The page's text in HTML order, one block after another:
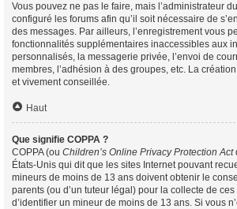
Vous pouvez ne pas le faire, mais l’administrateur
configuré les forums afin qu’il soit nécessaire de
des messages. Par ailleurs, l’enregistrement vous
fonctionnalités supplémentaires inaccessibles aux
personnalisés, la messagerie privée, l’envoi de
membres, l’adhésion à des groupes, etc. La
et vivement conseillée.
Haut
Que signifie COPPA ?
COPPA (ou Children’s Online Privacy Protection Act
États-Unis qui dit que les sites Internet pouvant
mineurs de moins de 13 ans doivent obtenir le
parents (ou d’un tuteur légal) pour la collecte de
d’identifier un mineur de moins de 13 ans. Si vous